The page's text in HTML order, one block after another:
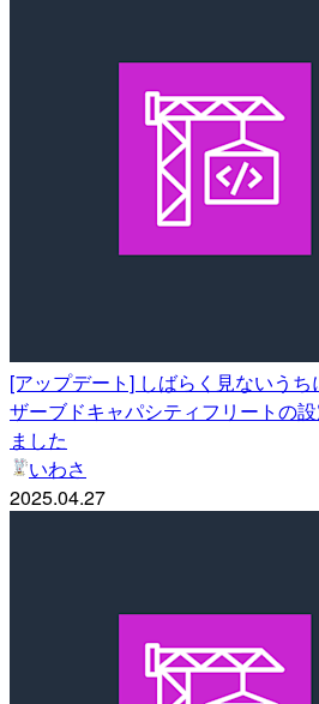
[アップデート] しばらく見ないう
ザーブドキャパシティフリートの
ました
いわさ
2025.04.27